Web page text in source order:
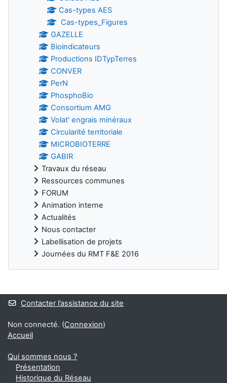
Cas-types AES
Cas-types_Figures
GAZELLE
Bioindicateurs
Productions IDTypTerres
CONVER
PerN
PhosphoBio
Consortium AMG
Volat' engrais minéraux
Circularité territoriale
MICROBIOTERRE
GABIR
Travaux du réseau
Ressources communes
FORUM
Animation interne
Actualités
Nous contacter
Labellisation de projets
Journées du RMT F&E 2016
Blocs
Contacter l’assistance du site
Non connecté. (Connexion)
Accueil
Qui sommes nous ?
Présentation
Historique du Réseau